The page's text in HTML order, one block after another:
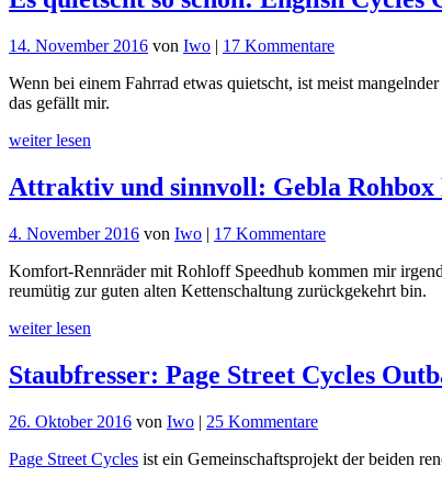
14. November 2016 von Iwo | 17 Kommentarezu
quietscht
Gravelbike
Wenn bei einem Fahrrad etwas quietscht, ist meist
das gefällt mir.
weiter lesen
Attraktiv und sinnvoll: Gebla Rohbox
4. November 2016 von Iwo | 17 Kommentarezu
und
sinnvoll:
Komfort-Rennräder mit Rohloff Speedhub kommen mir
reumütig zur guten alten Kettenschaltung zurückgekehrt bin.
weiter lesen
Staubfresser: Page Street Cycles
26. Oktober 2016 von Iwo | 25 Kommentarezu
Page
Page Street Cycles ist ein Gemeinschaftsprojekt der beiden